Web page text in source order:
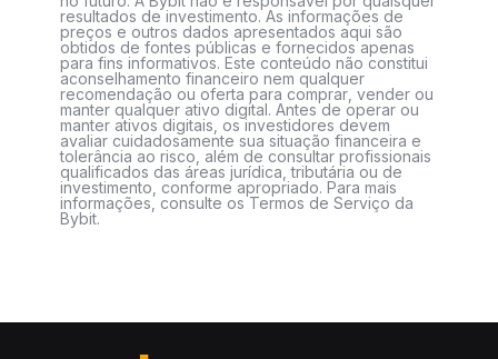
resultados de investimento. As informações de
preços e outros dados apresentados aqui são
obtidos de fontes públicas e fornecidos apenas
para fins informativos. Este conteúdo não constitui
aconselhamento financeiro nem qualquer
recomendação ou oferta para comprar, vender ou
manter qualquer ativo digital. Antes de operar ou
manter ativos digitais, os investidores devem
avaliar cuidadosamente sua situação financeira e
tolerância ao risco, além de consultar profissionais
qualificados das áreas jurídica, tributária ou de
investimento, conforme apropriado. Para mais
informações, consulte os Termos de Serviço da
Bybit.